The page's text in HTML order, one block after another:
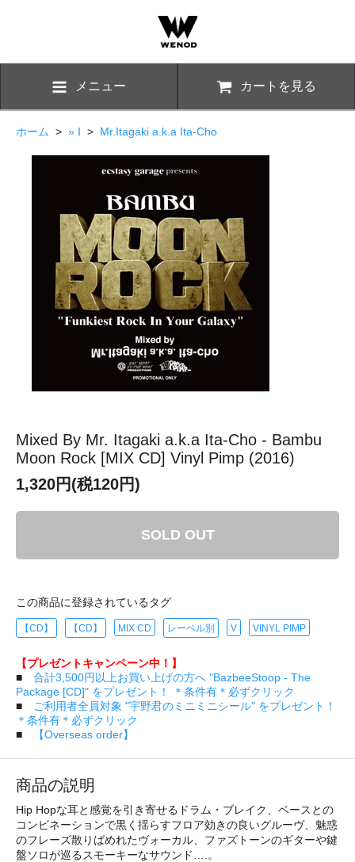
メニュー カートを見る
ホーム > » I > Mr.Itagaki a.k.a Ita-Cho
Mixed By Mr. Itagaki a.k.a Ita-Cho - Bambu
Moon Rock [MIX CD] Vinyl Pimp (2016)
1,320円(税120円)
SOLD OUT
この商品に登録されているタグ
【CD】 【CD】 MIX CD レーベル別 V VINYL PIMP
【プレゼントキャンペーン中！】
■ 合計3,500円以上お買い上げの方へ "BazbeeStoop - The
Package [CD]" をプレゼント！ ＊条件有＊必ずクリック
■
ご利用者全員対象 "宇野君のミニミニシール" をプレゼント！
＊条件有＊必ずクリック
■
【Overseas order】
商品の説明
Hip Hopな耳と感覚を引き寄せるドラム・ブレイク、ベースとの
コンビネーションで黒く揺らすフロア効きの良いグルーヴ、魅惑
のフレーズ散りばめれたヴォーカル、ファズトーンのギターや鍵
盤ソロが巡るスモーキーなサウンド….。